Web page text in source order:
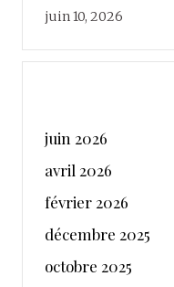
juin 10, 2026
juin 2026
avril 2026
février 2026
décembre 2025
octobre 2025